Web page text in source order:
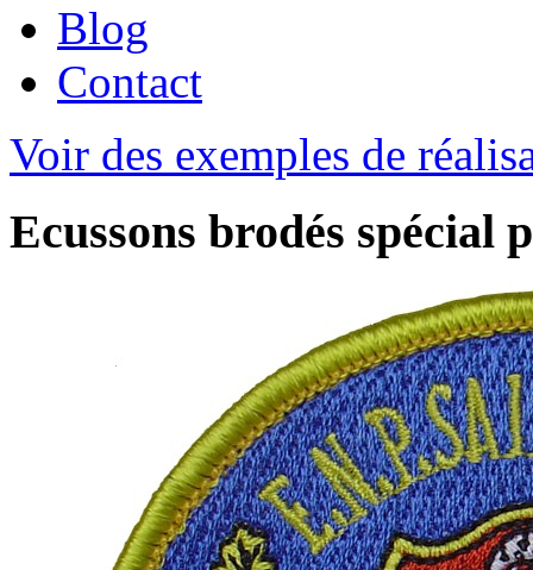
Blog
Contact
Voir des exemples de
Ecussons brodés spécial